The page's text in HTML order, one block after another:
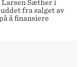
Larsen Sæther i
fra salget av
å finansiere